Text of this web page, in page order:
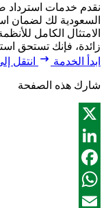
نقدم خدمات استرداد
السعودية لك لضمان
الامتثال الكامل
زائدة، فإنك تستحق
ابدأ الخدمة
انتقل
شارك هذه الصفحة
X
LinkedIn
Facebook
WhatsApp